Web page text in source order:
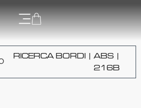
RICERCA BORDI | ABS |
216B